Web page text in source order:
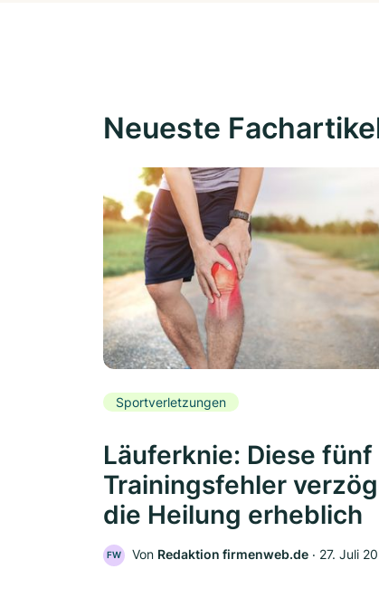
Neueste
Sportverletzungen
Läuferknie: Diese fünf
Trainingsfehler
die Heilung erheblich
FW Von Redaktion firmenweb.de ‧ 27. Juli